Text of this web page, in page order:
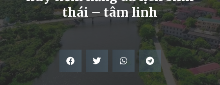
thái – tâm linh